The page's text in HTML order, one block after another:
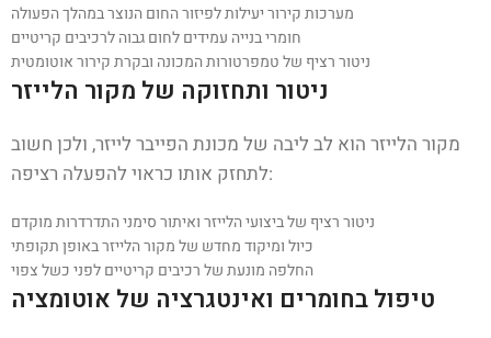
מערכות קירור יעילות לפיזור החום הנוצר במהלך הפעולה
חומרי בנייה עמידים לחום גבוה לרכיבים קריטיים
ניטור רציף של טמפרטורות המכונה ובקרת קירור אוטומטית
ניטור ותחזוקה של מקור הלייזר
מקור הלייזר הוא לב ליבה של מכונת הפייבר לייזר, ולכן חשוב
לתחזק אותו כראוי להפעלה רציפה:
ניטור רציף של ביצועי הלייזר ואיתור סימני התדרדרות מוקדם
כיול ומיקוד מחדש של מקור הלייזר באופן תקופתי
החלפה מונעת של רכיבים קריטיים לפני כשל צפוי
טיפול בחומרים ואינטגרציה של אוטומציה